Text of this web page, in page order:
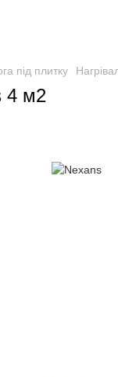
під плитку
4 м2